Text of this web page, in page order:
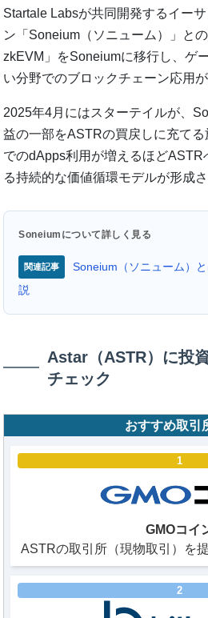
Startale Labsが共同開発するイー
ン「Soneium（ソニューム）」と
zkEVM」をSoneiumに移行し、ゲ
い分野でのブロックチェーン応用
2025年4月にはスターテイルが、
益の一部をASTRの買戻しに充て
でのdApps利用が増えるほどASTR
る持続的な価値循環モデルが形成さ
Soneiumについて詳しく見る
関連記事
Soneium（ソニューム）
説
Astar（ASTR）に投
チェック
おすすめ取引
1
GMOコイ
ASTRの取引所（現物取引）を
2